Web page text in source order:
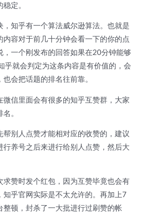
定。
，知乎有一个算法威尔逊算法。也就是
内容对于前几十分钟会看一下的你的点
，一个刚发布的回答如果在20分钟能够
乎就会判定为这条内容是有价值的，会
会把话题的排名往前靠。
微信里面会有很多的知乎互赞群，大家
。
帮别人点赞才能相对应的收赞的，建议
行养号之后来进行给别人点赞，然后大
求赞时发个红包，因为互赞毕竟也会有
知乎官网实际是不太允许的。再加上7
整顿，封杀了一大批进行过刷赞的帐